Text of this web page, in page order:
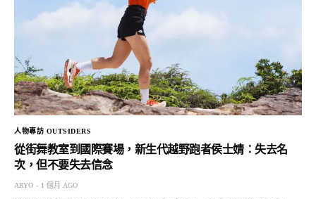
人物專訪 OUTSIDERS
從街舞教室到國際賽場，新生代越野跑者侯士婧：失去名
次，但不要失去信念
ARYO 1 個月 AGO